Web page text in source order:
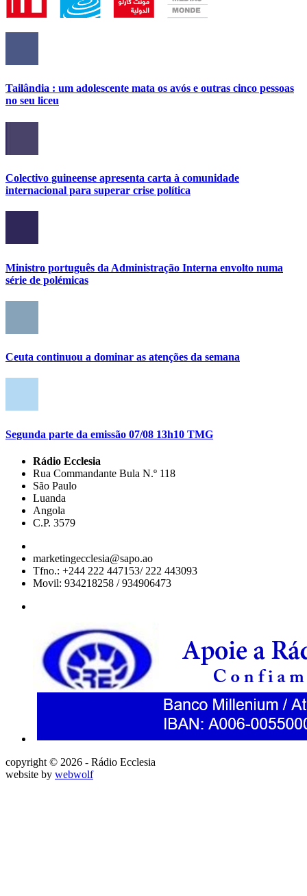
Tailândia : um adolescente mata os avós e outras cinco pessoas
no seu liceu
Colectivo guineense apresenta carta à comunidade
internacional para superar crise política
Ministro português da Administração Interna envolto numa
série de polémicas
Ceuta continuou a dominar as atenções da semana
Segunda parte da emissão 07/08 13h10 TMG
Rádio Ecclesia
Rua Commandante Bula N.º 118
São Paulo
Luanda
Angola
C.P. 3579
marketingecclesia@sapo.ao
Tfno.: +244 222 447153/ 222 443093
Movil: 934218258 / 934906473
copyright © 2026 - Rádio Ecclesia
website by webwolf